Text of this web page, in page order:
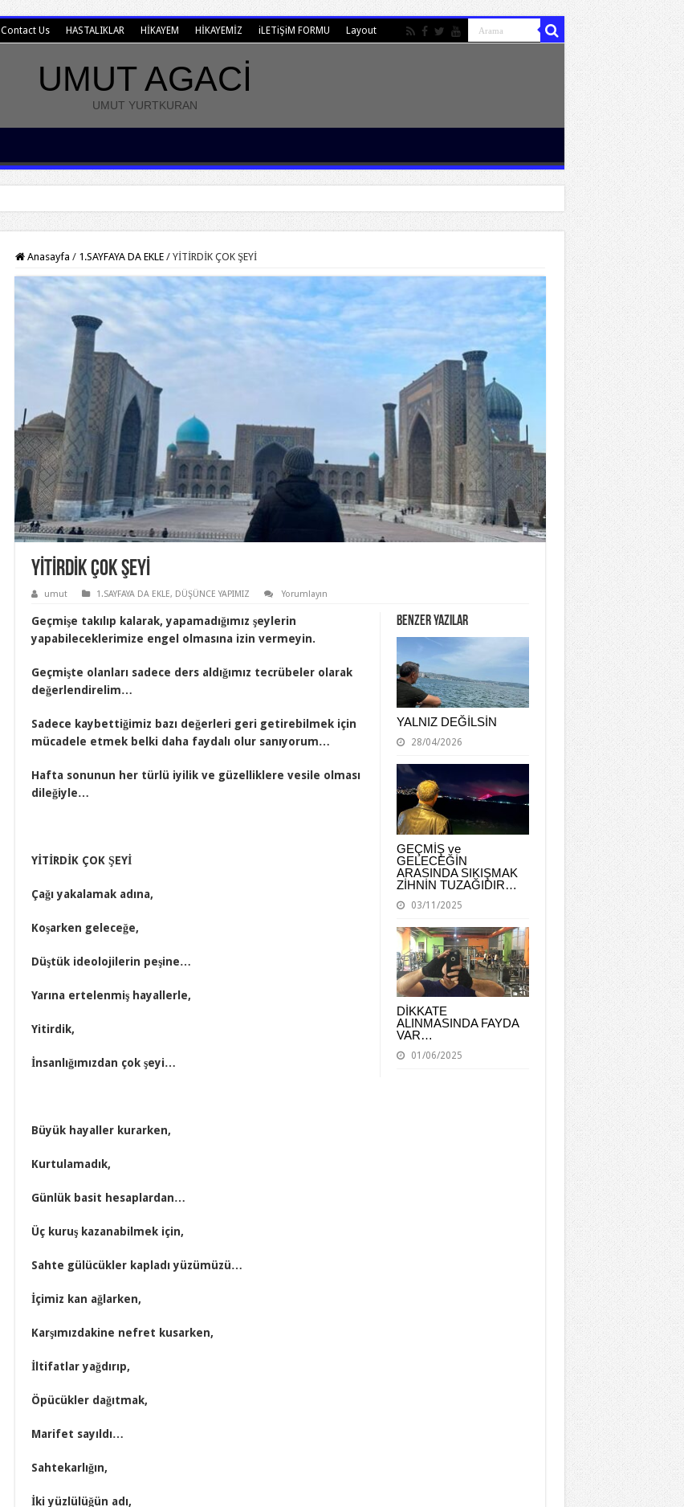
Contact Us HASTALIKLAR HİKAYEM HİKAYEMİZ iLETiŞiM FORMU Layout
UMUT AGACİ
UMUT YURTKURAN
Anasayfa / 1.SAYFAYA DA EKLE / YİTİRDİK ÇOK ŞEYİ
YİTİRDİK ÇOK ŞEYİ
umut 1.SAYFAYA DA EKLE, DÜŞÜNCE YAPIMIZ Yorumlayın
Benzer yazılar
YALNIZ DEĞİLSİN
28/04/2026
GEÇMİŞ ve
GELECEĞİN
ARASINDA SIKIŞMAK
ZİHNİN TUZAĞIDIR…
03/11/2025
DİKKATE
ALINMASINDA FAYDA
VAR…
01/06/2025
Geçmişe takılıp kalarak, yapamadığımız şeylerin
yapabileceklerimize engel olmasına izin vermeyin.
Geçmişte olanları sadece ders aldığımız tecrübeler olarak
değerlendirelim…
Sadece kaybettiğimiz bazı değerleri geri getirebilmek için
mücadele etmek belki daha faydalı olur sanıyorum…
Hafta sonunun her türlü iyilik ve güzelliklere vesile olması
dileğiyle…
YİTİRDİK ÇOK ŞEYİ
Çağı yakalamak adına,
Koşarken geleceğe,
Düştük ideolojilerin peşine…
Yarına ertelenmiş hayallerle,
Yitirdik,
İnsanlığımızdan çok şeyi…
Büyük hayaller kurarken,
Kurtulamadık,
Günlük basit hesaplardan…
Üç kuruş kazanabilmek için,
Sahte gülücükler kapladı yüzümüzü…
İçimiz kan ağlarken,
Karşımızdakine nefret kusarken,
İltifatlar yağdırıp,
Öpücükler dağıtmak,
Marifet sayıldı…
Sahtekarlığın,
İki yüzlülüğün adı,